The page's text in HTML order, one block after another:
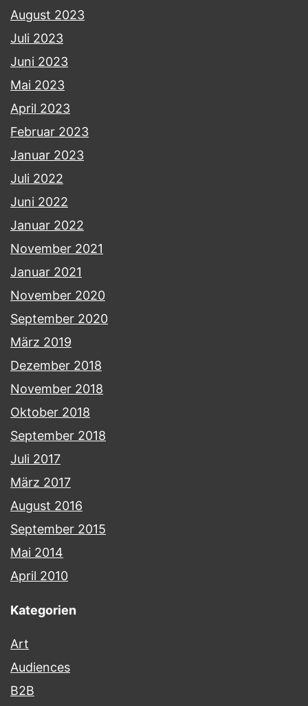
August 2023
Juli 2023
Juni 2023
Mai 2023
April 2023
Februar 2023
Januar 2023
Juli 2022
Juni 2022
Januar 2022
November 2021
Januar 2021
November 2020
September 2020
März 2019
Dezember 2018
November 2018
Oktober 2018
September 2018
Juli 2017
März 2017
August 2016
September 2015
Mai 2014
April 2010
Kategorien
Art
Audiences
B2B